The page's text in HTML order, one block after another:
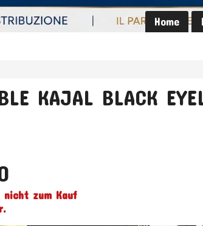
Home
KAJAL BLACK
zum Kauf